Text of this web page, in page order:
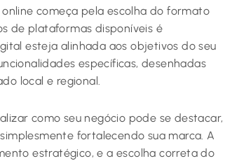
começa pela escolha do formato
de plataformas disponíveis é
esteja alinhada aos objetivos do seu
específicas, desenhadas
local e regional.
como seu negócio pode se destacar,
fortalecendo sua marca. A
estratégico, e a escolha correta do